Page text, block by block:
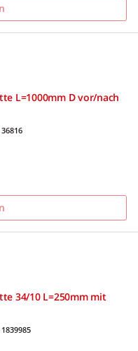
L=1000mm D vor/nach
36816
34/10 L=250mm mit
1839985